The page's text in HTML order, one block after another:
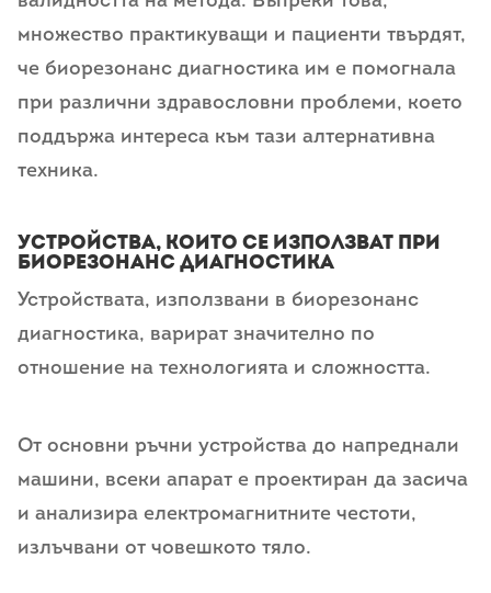
множество практикуващи и пациенти твърдят,
че биорезонанс диагностика им е помогнала
при различни здравословни проблеми, което
поддържа интереса към тази алтернативна
техника.
Устройства, които се използват при
биорезонанс диагностика
Устройствата, използвани в биорезонанс
диагностика, варират значително по
отношение на технологията и сложността.
От основни ръчни устройства до напреднали
машини, всеки апарат е проектиран да засича
и анализира електромагнитните честоти,
излъчвани от човешкото тяло.